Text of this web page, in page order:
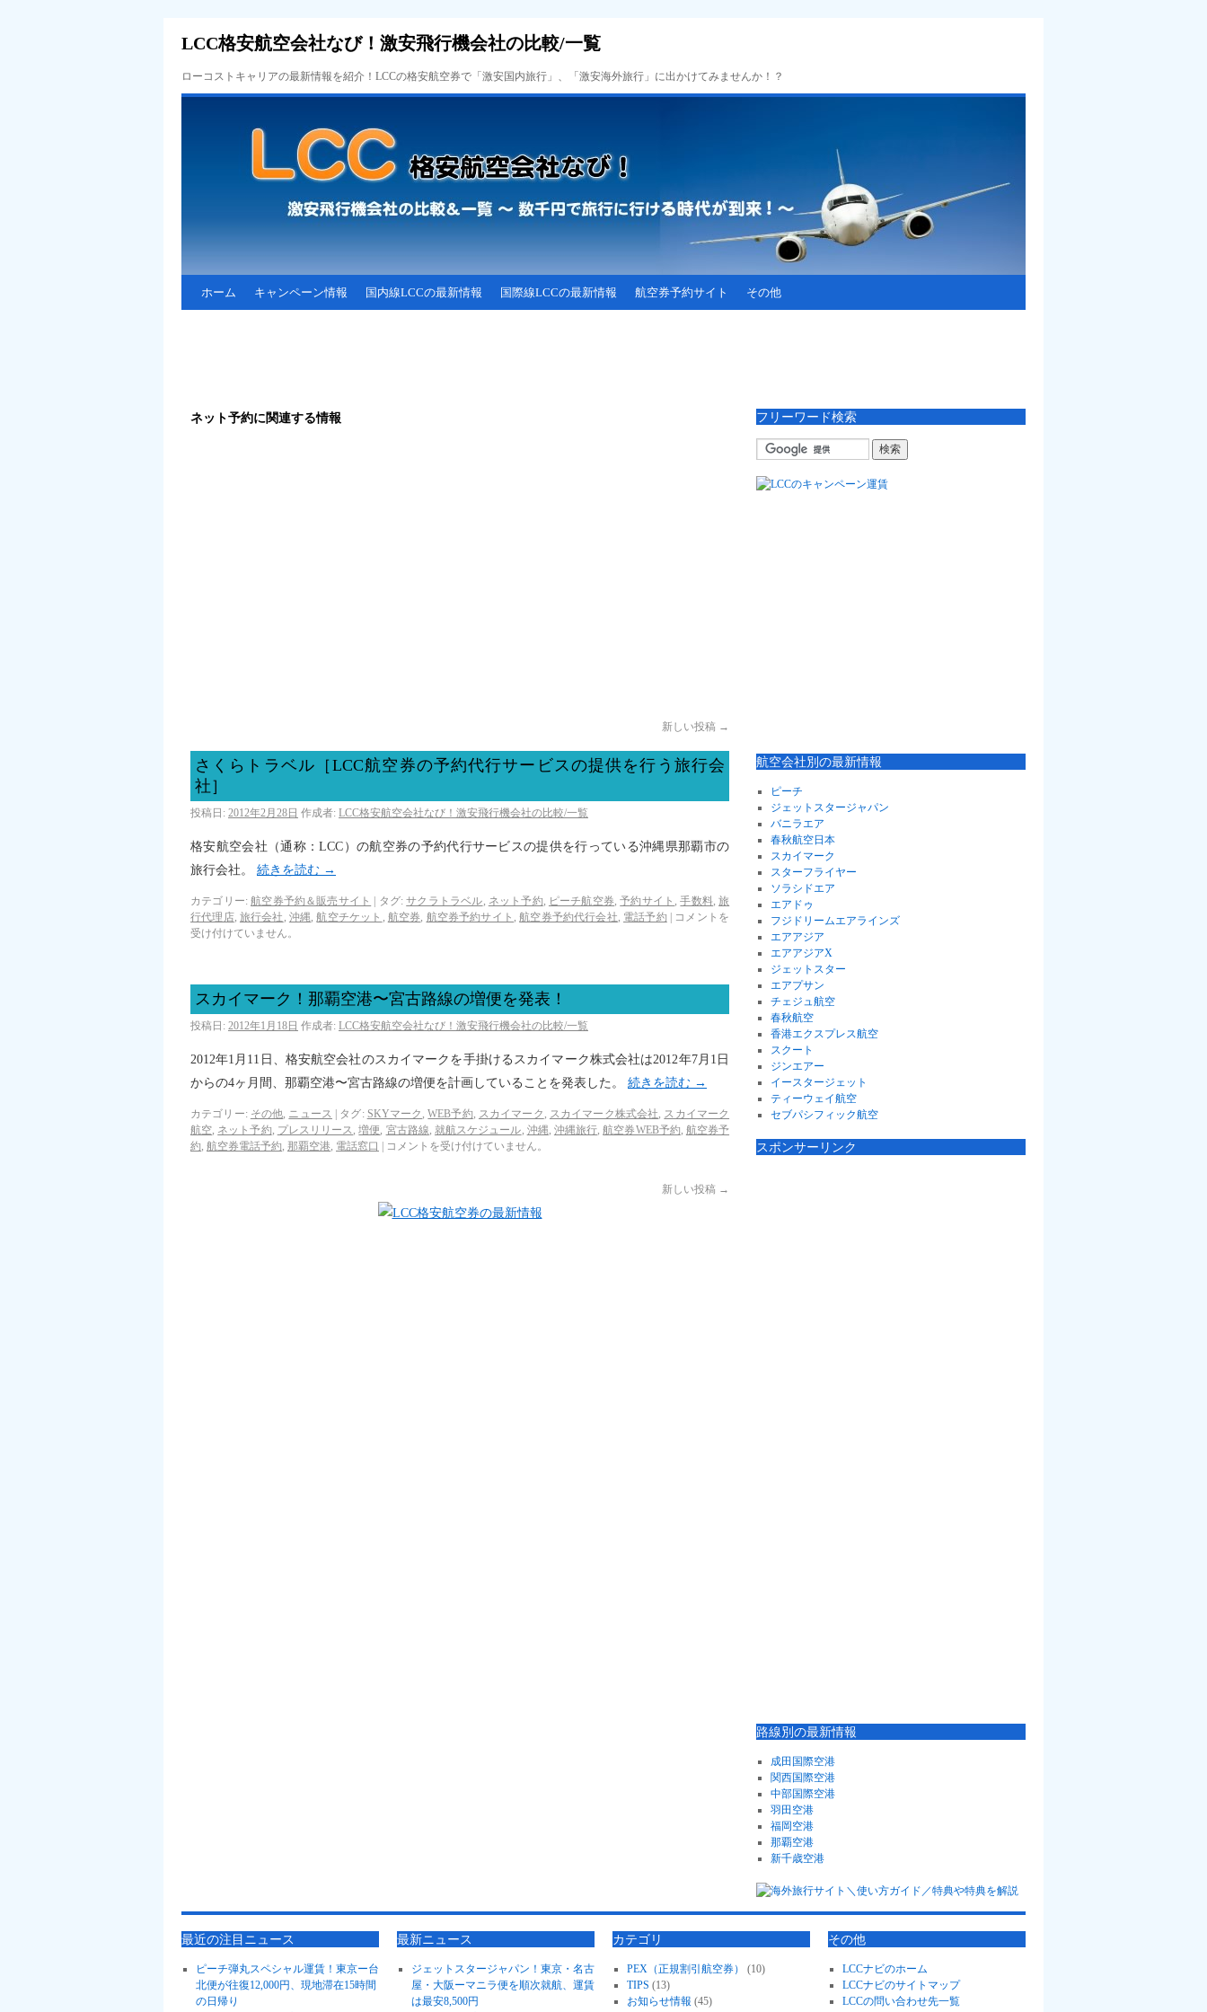
LCC格安航空会社なび！激安飛行機会社の比較/一覧
ローコストキャリアの最新情報を紹介！LCCの格安航空券で「激安国内旅行」、「激安海外旅行」に出かけてみませんか！？
ホーム キャンペーン情報 国内線LCCの最新情報 国際線LCCの最新情報 航空券予約サイト その他
ネット予約に関連する情報
新しい投稿 →
さくらトラベル［LCC航空券の予約代行サービスの提供を行う旅行会
社］
投稿日: 2012年2月28日 作成者: LCC格安航空会社なび！激安飛行機会社の比較/一覧
格安航空会社（通称：LCC）の航空券の予約代行サービスの提供を行っている沖縄県那覇市の
旅行会社。 続きを読む →
カテゴリー: 航空券予約＆販売サイト タグ: サクラトラベル, ネット予約, ピーチ航空券,予約サイト ,手数料,旅
行代理店, 旅行会社 , 沖縄,航空チケット , 航空券, 航空券予約サイト ,航空券予約代行会社, 電話予約
コメントを
受け付けていません。
スカイマーク！那覇空港〜宮古路線の増便を発表！
投稿日: 2012年1月18日 作成者: LCC格安航空会社なび！激安飛行機会社の比較/一覧
2012年1月11日、格安航空会社のスカイマークを手掛けるスカイマーク株式会社は2012年7月1日
からの4ヶ月間、那覇空港〜宮古路線の増便を計画していることを発表した。 続きを読む →
カテゴリー: その他, ニュース タグ: SKYマーク ,WEB予約, スカイマーク , スカイマーク株式会社, スカイマーク
航空, ネット予約, プレスリリース,増便, 宮古路線, 就航スケジュール, 沖縄, 沖縄旅行,航空券WEB予約, 航空券予
約, 航空券電話予約, 那覇空港, 電話窓口 コメントを受け付けていません。
新しい投稿 →
フリーワード検索
航空会社別の最新情報
ピーチ
ジェットスタージャパン
バニラエア
春秋航空日本
スカイマーク
スターフライヤー
ソラシドエア
エアドゥ
フジドリームエアラインズ
エアアジア
エアアジアX
ジェットスター
エアプサン
チェジュ航空
春秋航空
香港エクスプレス航空
スクート
ジンエアー
イースタージェット
ティーウェイ航空
セブパシフィック航空
スポンサーリンク
路線別の最新情報
成田国際空港
関西国際空港
中部国際空港
羽田空港
福岡空港
那覇空港
新千歳空港
最近の注目ニュース
ピーチ弾丸スペシャル運賃！東京ー台
北便が往復12,000円、現地滞在15時間
の日帰り
最新ニュース
ジェットスタージャパン！東京・名古
屋・大阪ーマニラ便を順次就航、運賃
は最安8,500円
カテゴリ
PEX（正規割引航空券）
(10)
TIPS (13)
お知らせ情報 (45)
その他
LCCナビのホーム
LCCナビのサイトマップ
LCCの問い合わせ先一覧